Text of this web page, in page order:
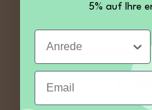
E-Mail:
Oder über unser
5% auf Ihre
Anrede
Email